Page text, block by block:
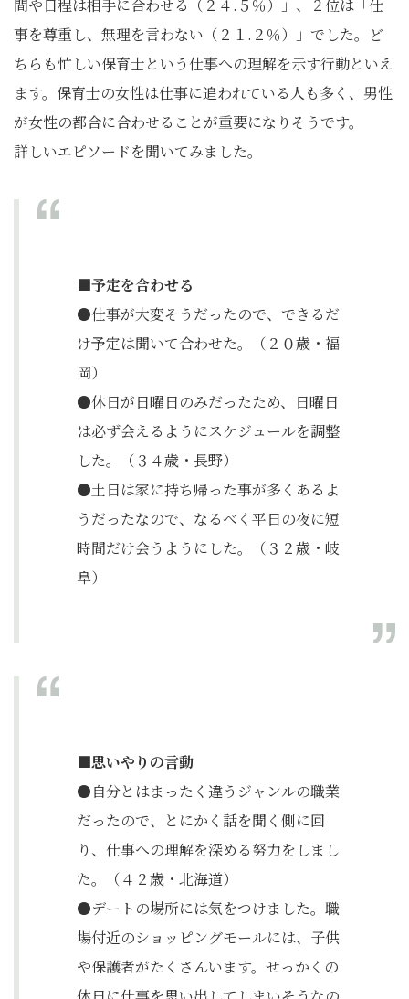
間や日程は相手に合わせる（２４.５％）」、２位は「仕
事を尊重し、無理を言わない（２１.２％）」でした。ど
ちらも忙しい保育士という仕事への理解を示す行動といえ
ます。保育士の女性は仕事に追われている人も多く、男性
が女性の都合に合わせることが重要になりそうです。
詳しいエピソードを聞いてみました。
■予定を合わせる
●仕事が大変そうだったので、できるだ
け予定は聞いて合わせた。（２０歳・福
岡）
●休日が日曜日のみだったため、日曜日
は必ず会えるようにスケジュールを調整
した。（３４歳・長野）
●土日は家に持ち帰った事が多くあるよ
うだったなので、なるべく平日の夜に短
時間だけ会うようにした。（３２歳・岐
阜）
■思いやりの言動
●自分とはまったく違うジャンルの職業
だったので、とにかく話を聞く側に回
り、仕事への理解を深める努力をしまし
た。（４２歳・北海道）
●デートの場所には気をつけました。職
場付近のショッピングモールには、子供
や保護者がたくさんいます。せっかくの